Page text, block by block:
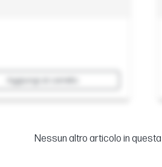
Aggiungi al carrello
Nessun altro articolo in